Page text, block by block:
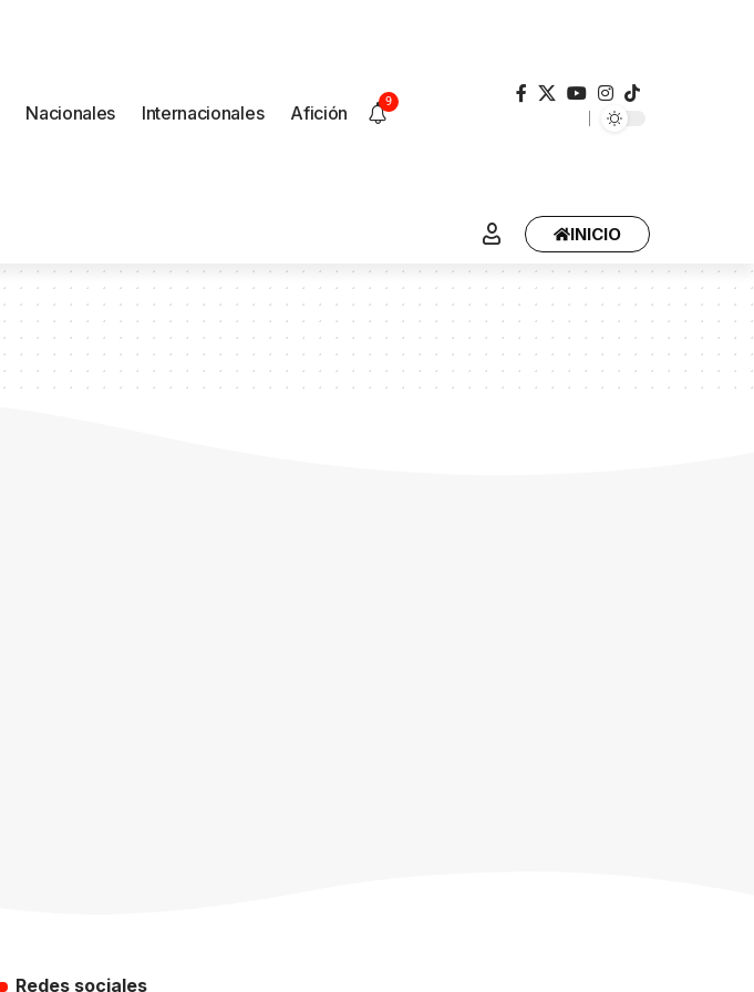
Nacionales Internacionales Afición
9
INICIO
Redes sociales